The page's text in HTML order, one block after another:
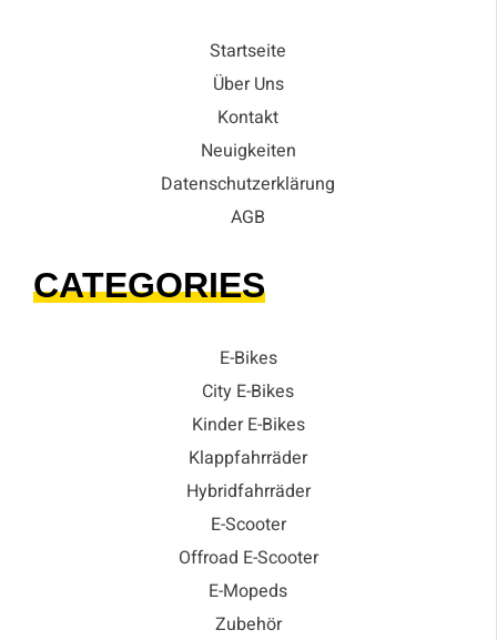
Startseite
Über Uns
Kontakt
Neuigkeiten
Datenschutzerklärung
AGB
CATEGORIES
E-Bikes
City E-Bikes
Kinder E-Bikes
Klappfahrräder
Hybridfahrräder
E-Scooter
Offroad E-Scooter
E-Mopeds
Zubehör